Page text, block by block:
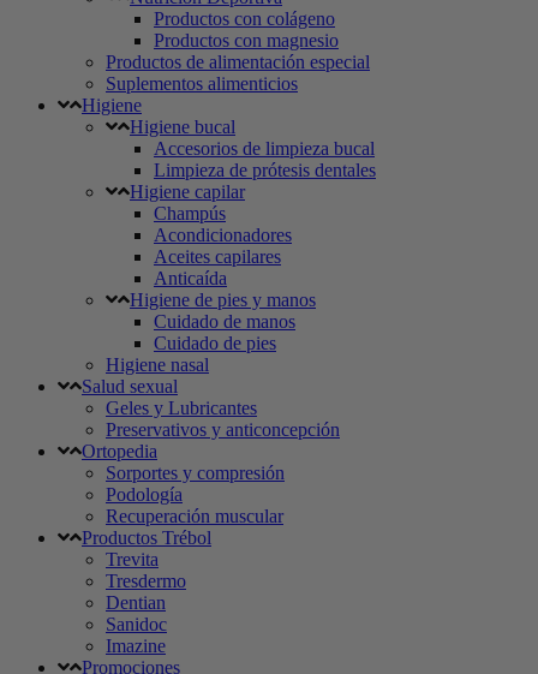
Productos con colágeno
Productos con magnesio
Productos de alimentación especial
Suplementos alimenticios
Higiene
Higiene bucal
Accesorios de limpieza bucal
Limpieza de prótesis dentales
Higiene capilar
Champús
Acondicionadores
Aceites capilares
Anticaída
Higiene de pies y manos
Cuidado de manos
Cuidado de pies
Higiene nasal
Salud sexual
Geles y Lubricantes
Preservativos y anticoncepción
Ortopedia
Sorportes y compresión
Podología
Recuperación muscular
Productos Trébol
Trevita
Tresdermo
Dentian
Sanidoc
Imazine
Promociones